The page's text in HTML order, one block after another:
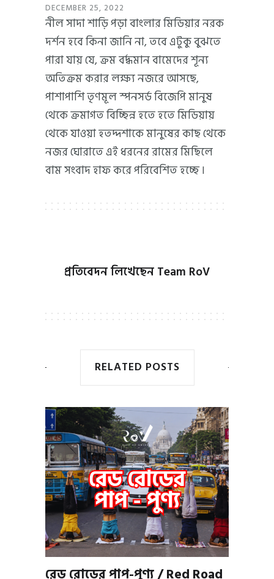
DECEMBER 25, 2022
নীল সাদা শাড়ি পড়া বাংলার মিডিয়ার নরক
দর্শন হবে কিনা জানি না, তবে এটুকু বুঝতে
পারা যায় যে, ক্রম বর্দ্ধমান বামেদের শূন্য
অতিক্রম করার লক্ষ্য নজরে আসছে,
পাশাপাশি তৃণমূল স্পনসর্ড বিজেপি মানুষ
থেকে ক্রমাগত বিচ্ছিন্ন হতে হতে মিডিয়ায়
থেকে যাওয়া হতদ্দশাকে মানুষের কাছ থেকে
নজর ঘোরাতে এই ধরনের রামের মিছিলে
বাম সংবাদ হাফ করে পরিবেশিত হচ্ছে ৷
প্রতিবেদন লিখেছেনTeam RoV
RELATED POSTS
রেড রোডের পাপ-পুণ্য / Red Road